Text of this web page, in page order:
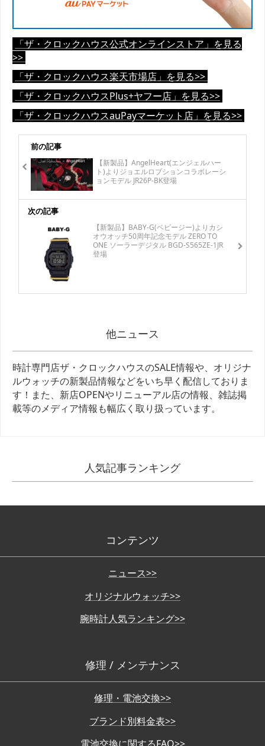
「ザ・クロックハウス公式オンラインストア」を見る
>>
「ザ・クロックハウス楽天市場店」を見る>>
「ザ・クロックハウスPlus+ヤフー店」を見る>>
「ザ・クロックハウスauPayマーケット店」を見る>>
前の記事
【新製品】AngelHeart(エンジェルハー
ト)よりジョエルロブションコラボレーシ
ョンモデル JR26P-BK登場
次の記事
【新製品】BABY-G(ベビージー)よりカシ
オウオッチ50周年記念モデル ZERO TO
ONE ソーラーデジタル BGD-S565ZE-1JR
登場
他ニュース
時計専門店ザ・クロックハウスのSALE情報や、オリジナ
ルウォッチの新製品情報などをいち早く配信しておりま
す！また、新店OPENやリニューアル店の情報、雑誌掲
載等のメディア情報も幅広く取り扱っています。
人気記事ランキング
コンテンツ
ニュース>>
オリジナルウォッチ>>
腕時計人気ランキング>>
修理 / メンテナンス
修理・電池交換>>
ブランド別料金表>>